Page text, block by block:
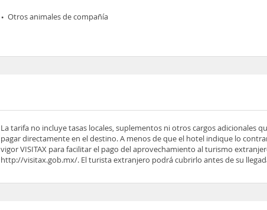
Otros animales de compañía
La tarifa no incluye tasas locales, suplementos ni otros cargos adicionales
pagar directamente en el destino. A menos de que el hotel indique lo
vigor VISITAX para facilitar el pago del aprovechamiento al turismo
http://visitax.gob.mx/. El turista extranjero podrá cubrirlo antes de su